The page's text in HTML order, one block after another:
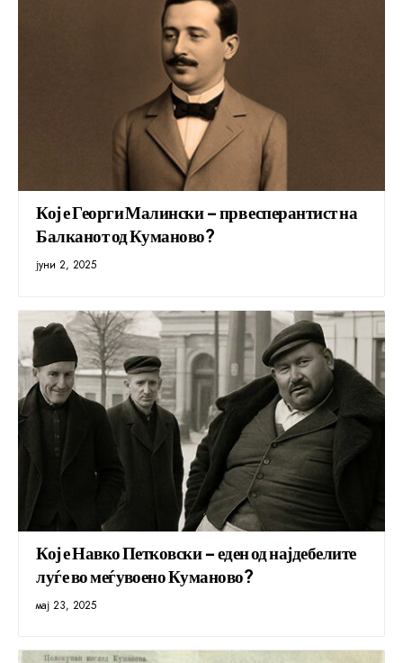
Кој е Георги Малински – прв есперантист на
Балканот од Куманово?
јуни 2, 2025
Кој е Навко Петковски – еден од најдебелите
луѓе во меѓувоено Куманово?
мај 23, 2025